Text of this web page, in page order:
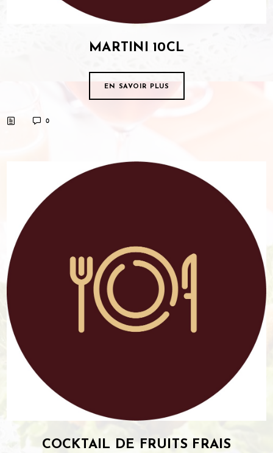
MARTINI 10CL
EN SAVOIR PLUS
0
COCKTAIL DE FRUITS FRAIS